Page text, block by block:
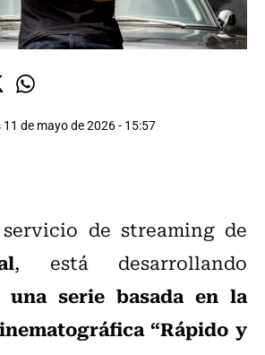
11 de mayo de 2026 - 15:57
de streaming de
, está desarrollando
una serie basada en la
“Rápido y